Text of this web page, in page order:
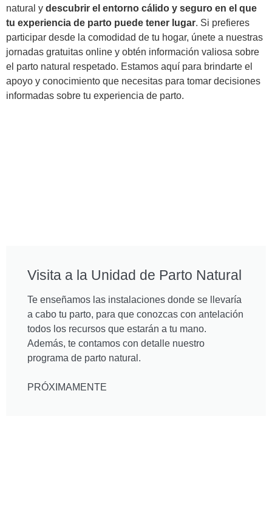
natural y descubrir el entorno cálido y seguro en el que
tu experiencia de parto puede tener lugar. Si prefieres
participar desde la comodidad de tu hogar, únete a nuestras
jornadas gratuitas online y obtén información valiosa sobre
el parto natural respetado. Estamos aquí para brindarte el
apoyo y conocimiento que necesitas para tomar decisiones
informadas sobre tu experiencia de parto.
Visita a la Unidad de Parto Natural
Te enseñamos las instalaciones donde se llevaría
a cabo tu parto, para que conozcas con antelación
todos los recursos que estarán a tu mano.
Además, te contamos con detalle nuestro
programa de parto natural.
PRÓXIMAMENTE